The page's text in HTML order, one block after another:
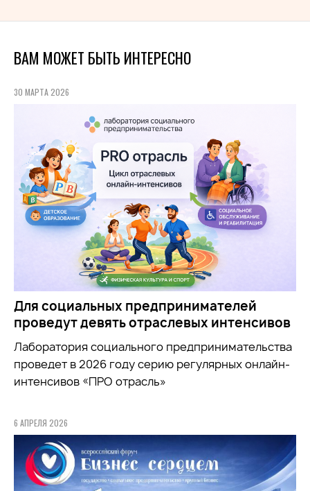
ВАМ МОЖЕТ БЫТЬ ИНТЕРЕСНО
30 МАРТА 2026
Для социальных предпринимателей
проведут девять отраслевых интенсивов
Лаборатория социального предпринимательства
проведет в 2026 году серию регулярных онлайн-
интенсивов «ПРО отрасль»
6 АПРЕЛЯ 2026